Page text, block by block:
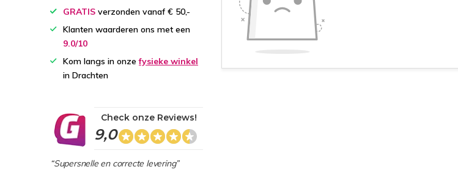
GRATIS verzonden vanaf € 50,-
Klanten waarderen ons met een
9.0/10
Kom langs in onzefysieke winkel
in Drachten
9,0
Check onze Reviews!
“Supersnelle en correcte levering”